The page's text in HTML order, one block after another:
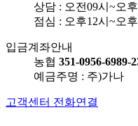
상담 : 오전09시~오
점심 : 오후12시~오후
입금계좌안내
농협 351-0956-6989-
예금주명 : 주)가나
고객센터 전화연결